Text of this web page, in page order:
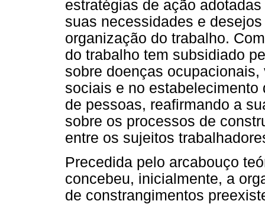
estratégias de ação
suas necessidades e
organização do trabalho.
do trabalho tem subsidiado
sobre doenças
sociais e no
de pessoas, reafirmando a
sobre os processos de
entre os sujeitos
Precedida pelo arcabouço
concebeu, inicialmente, a
de constrangimentos